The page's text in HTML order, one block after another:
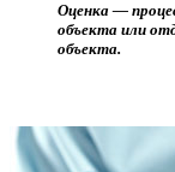
Оценка —
объекта или
объекта.